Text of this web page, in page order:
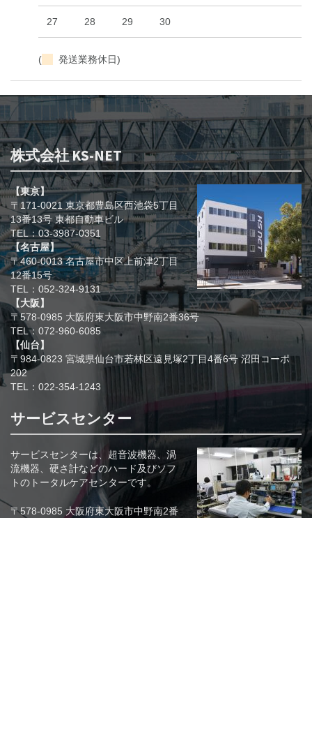
27 28 29 30
( 発送業務休日)
株式会社 KS-NET
【東京】
〒171-0021 東京都豊島区西池袋5丁目
13番13号 東都自動車ビル
TEL：03-3987-0351
【名古屋】
〒460-0013 名古屋市中区上前津2丁目
12番15号
TEL：052-324-9131
【大阪】
〒578-0985 大阪府東大阪市中野南2番36号
TEL：072-960-6085
【仙台】
〒984-0823 宮城県仙台市若林区遠見塚2丁目4番6号 沼田コーポ
202
TEL：022-354-1243
サービスセンター
サービスセンターは、超音波機器、渦
流機器、硬さ計などのハード及びソフ
トのトータルケアセンターです。
〒578-0985 大阪府東大阪市中野南2番